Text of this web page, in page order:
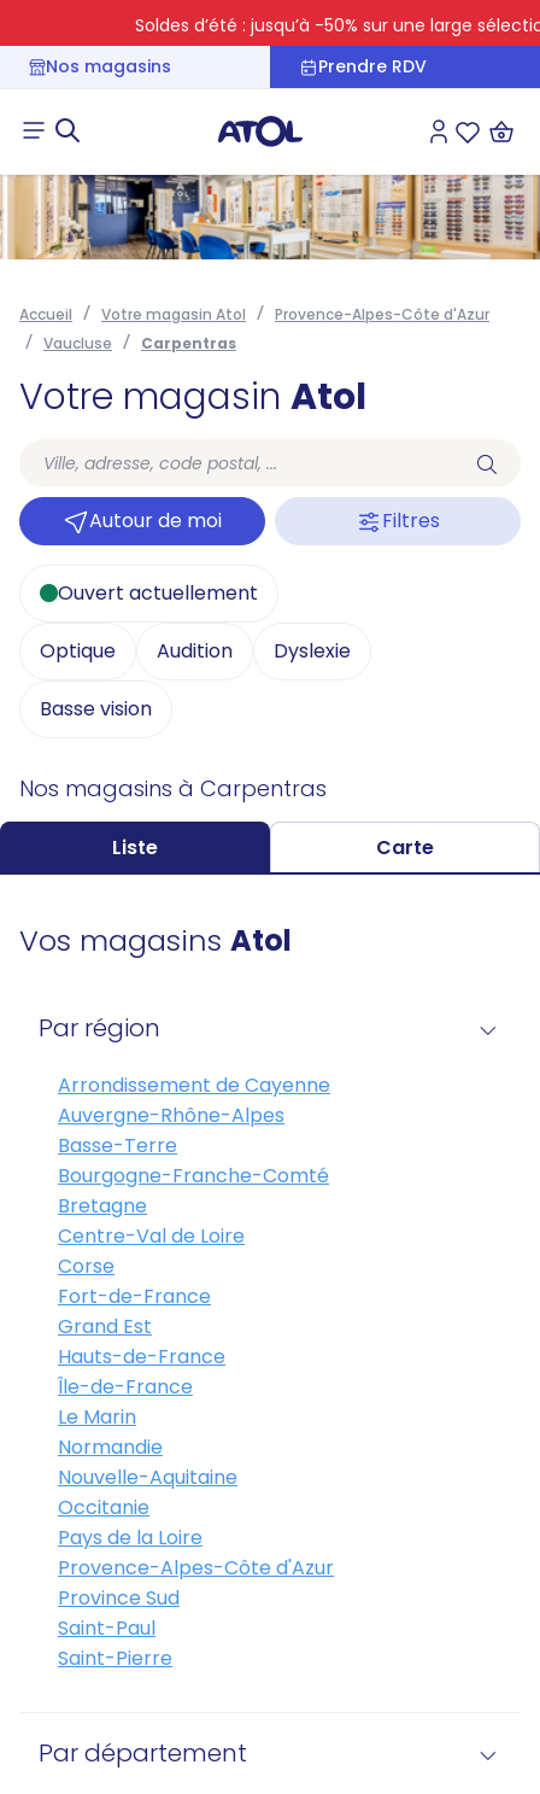
Soldes d’été : jusqu’à -50% sur une large sélection
Nos magasins
Prendre RDV
Connexion
Accueil Votre magasin Atol
Provence-Alpes-Côte d'Azur
Vaucluse
Carpentras
Votre magasin Atol
Autour de moi Filtres
Ouvert actuellement
Optique Audition Dyslexie
Basse vision
Nos magasins à Carpentras
Liste Carte
Vos magasins Atol
Par région
Arrondissement de Cayenne
Auvergne-Rhône-Alpes
Basse-Terre
Bourgogne-Franche-Comté
Bretagne
Centre-Val de Loire
Corse
Fort-de-France
Grand Est
Hauts-de-France
Île-de-France
Le Marin
Normandie
Nouvelle-Aquitaine
Occitanie
Pays de la Loire
Provence-Alpes-Côte d'Azur
Province Sud
Saint-Paul
Saint-Pierre
Par département